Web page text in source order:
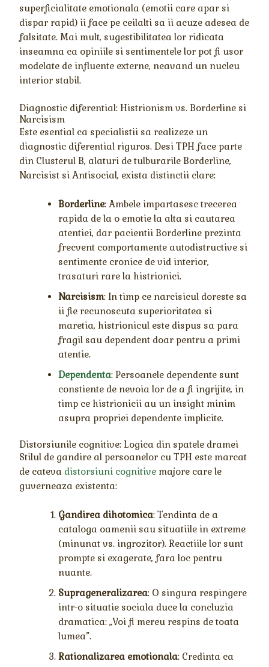
superficialitate emotionala (emotii care apar si
dispar rapid) ii face pe ceilalti sa ii acuze adesea de
falsitate. Mai mult, sugestibilitatea lor ridicata
inseamna ca opiniile si sentimentele lor pot fi usor
modelate de influente externe, neavand un nucleu
interior stabil.
Diagnostic diferential: Histrionism vs. Borderline si
Narcisism
Este esential ca specialistii sa realizeze un
diagnostic diferential riguros. Desi TPH face parte
din Clusterul B, alaturi de tulburarile Borderline,
Narcisist si Antisocial, exista distinctii clare:
Borderline: Ambele impartasesc trecerea
rapida de la o emotie la alta si cautarea
atentiei, dar pacientii Borderline prezinta
frecvent comportamente autodistructive si
sentimente cronice de vid interior,
trasaturi rare la histrionici.
Narcisism: In timp ce narcisicul doreste sa
ii fie recunoscuta superioritatea si
maretia, histrionicul este dispus sa para
fragil sau dependent doar pentru a primi
atentie.
Dependenta: Persoanele dependente sunt
constiente de nevoia lor de a fi ingrijite, in
timp ce histrionicii au un insight minim
asupra propriei dependente implicite.
Distorsiunile cognitive: Logica din spatele dramei
Stilul de gandire al persoanelor cu TPH este marcat
de cateva distorsiuni cognitive majore care le
guverneaza existenta:
Gandirea dihotomica: Tendinta de a
cataloga oamenii sau situatiile in extreme
(minunat vs. ingrozitor). Reactiile lor sunt
prompte si exagerate, fara loc pentru
nuante.
Suprageneralizarea: O singura respingere
intr-o situatie sociala duce la concluzia
dramatica: „Voi fi mereu respins de toata
lumea”.
Rationalizarea emotionala: Credinta ca